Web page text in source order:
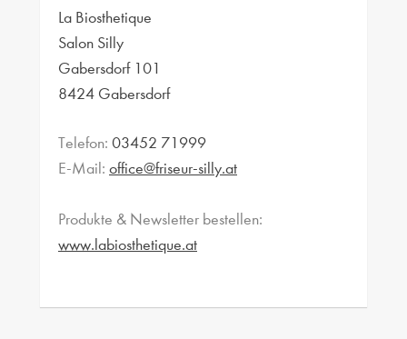
La Biosthetique
Salon Silly
Gabersdorf 101
8424 Gabersdorf
Telefon: 03452 71999
E-Mail: office@friseur-silly.at
Produkte & Newsletter bestellen:
www.labiosthetique.at